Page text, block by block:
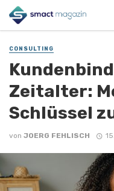
CONSULTING
Zeitalter:
Schlüssel
von JOERG FEHLISCH